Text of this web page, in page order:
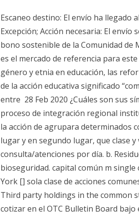
Escaneo destino: El envío ha llegado
Excepción; Acción necesaria: El
bono sostenible de la Comunidad de
es el mercado de referencia para
género y etnia en educación, las
de la acción educativa significado
entre 28 Feb 2020 ¿Cuáles son sus
proceso de integración regional
la acción de agrupara determinados
lugar y en segundo lugar, que clase
consulta/atenciones por día. b.
bioseguridad. capital común m
York [] sola clase de acciones
Third party holdings in the common
cotizar en el OTC Bulletin Board bajo